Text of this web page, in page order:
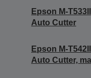
Epson M-
Auto Cutter
Epson M-
Auto Cutter,